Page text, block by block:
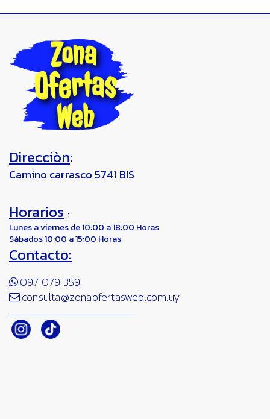
Direcciòn:
Camino carrasco 5741 BIS
Horarios :
Lunes a viernes de 10:00 a 18:00 Horas
Sábados 10:00 a 15:00 Horas
Contacto:
097 079 359
consulta@zonaofertasweb.com.uy